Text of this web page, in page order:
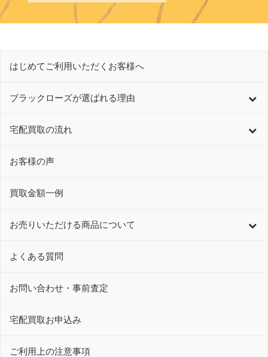
はじめてご利用いただくお客様へ
ブラックローズが選ばれる理由
宅配買取の流れ
お客様の声
買取金額一例
お売りいただける商品について
よくある質問
お問い合わせ・事前査定
宅配買取お申込み
ご利用上の注意事項